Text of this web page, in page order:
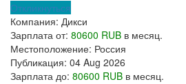
Откликнуться
Компания: Дикси
Зарплата от: 80600 RUB в месяц.
Местоположение: Россия
Публикация: 04 Aug 2026
Зарплата до: 80600 RUB в месяц.